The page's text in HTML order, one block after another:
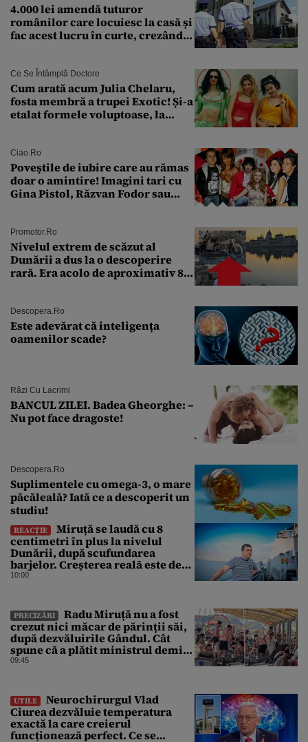
4.000 lei amendă tuturor
românilor care locuiesc la casă și
fac acest lucru în curte, crezând
Ce Se Întâmplă Doctore
Cum arată acum Julia Chelaru,
fosta membră a trupei Exotic! Și-a
etalat formele voluptoase, la
Ciao.ro
Poveştile de iubire care au rămas
doar o amintire! Imagini tari cu
Gina Pistol, Răzvan Fodor sau
Promotor.ro
Nivelul extrem de scăzut al
Dunării a dus la o descoperire
rară. Era acolo de aproximativ 80
Descopera.ro
Este adevărat că inteligența
oamenilor scade?
Râzi Cu Lacrimi
BANCUL ZILEI. Badea Gheorghe: –
Nu pot face dragoste!
Descopera.ro
Suplimentele cu omega-3, o mare
păcăleală? Iată ce a descoperit un
studiu!
REACȚIE
Miruță se laudă cu 8
centimetri în plus la nivelul
Dunării, după scufundarea
barjelor. Creșterea realā este de
doar 4 centimetri
10:00
PRECIZĂRI
Radu Miruță nu a fost
crezut nici măcar de părinții săi,
după dezvăluirile Gândul. Cât
spune că a plătit ministrul demis
pentru vacanța la 5 stele în Turcia
09:45
UTILE
Neurochirurgul Vlad
Ciurea dezvăluie temperatura
exactă la care creierul
funcționează perfect. Ce se